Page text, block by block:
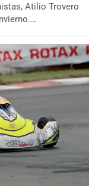
Atilio Trovero